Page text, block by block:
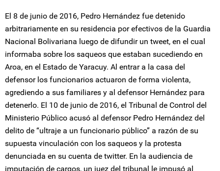
El 8 de junio de 2016, Pedro Hernández fue detenido
arbitrariamente en su residencia por efectivos de la Guardia
Nacional Bolivariana luego de difundir un tweet, en el cual
informaba sobre los saqueos que estaban sucediendo en
Aroa, en el Estado de Yaracuy. Al entrar a la casa del
defensor los funcionarios actuaron de forma violenta,
agrediendo a sus familiares y al defensor Hernández para
detenerlo. El 10 de junio de 2016, el Tribunal de Control del
Ministerio Público acusó al defensor Pedro Hernández del
delito de “ultraje a un funcionario público” a razón de su
supuesta vinculación con los saqueos y la protesta
denunciada en su cuenta de twitter. En la audiencia de
imputación de cargos, un juez del tribunal le impusó al